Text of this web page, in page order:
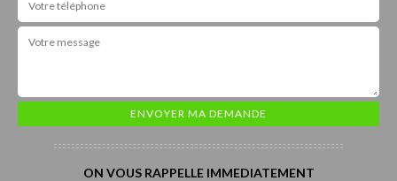
ON VOUS RAPPELLE IMMEDIATEMENT